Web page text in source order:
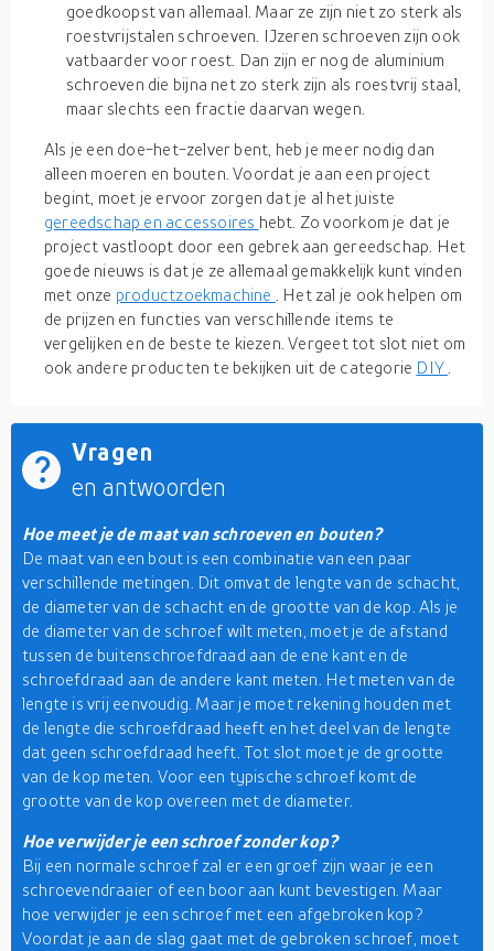
goedkoopst van allemaal. Maar ze zijn niet zo sterk als
roestvrijstalen schroeven. IJzeren schroeven zijn ook
vatbaarder voor roest. Dan zijn er nog de aluminium
schroeven die bijna net zo sterk zijn als roestvrij staal,
maar slechts een fractie daarvan wegen.
Als je een doe-het-zelver bent, heb je meer nodig dan
alleen moeren en bouten. Voordat je aan een project
begint, moet je ervoor zorgen dat je al het juiste
gereedschap en accessoires hebt. Zo voorkom je dat je
project vastloopt door een gebrek aan gereedschap. Het
goede nieuws is dat je ze allemaal gemakkelijk kunt vinden
met onze productzoekmachine
. Het zal je ook helpen om
de prijzen en functies van verschillende items te
vergelijken en de beste te kiezen. Vergeet tot slot niet om
ook andere producten te bekijken uit de categorie DIY
Vragen
en antwoorden
Hoe meet je de maat van schroeven en bouten?
De maat van een bout is een combinatie van een paar
verschillende metingen. Dit omvat de lengte van de schacht,
de diameter van de schacht en de grootte van de kop. Als je
de diameter van de schroef wilt meten, moet je de afstand
tussen de buitenschroefdraad aan de ene kant en de
schroefdraad aan de andere kant meten. Het meten van de
lengte is vrij eenvoudig. Maar je moet rekening houden met
de lengte die schroefdraad heeft en het deel van de lengte
dat geen schroefdraad heeft. Tot slot moet je de grootte
van de kop meten. Voor een typische schroef komt de
grootte van de kop overeen met de diameter.
Hoe verwijder je een schroef zonder kop?
Bij een normale schroef zal er een groef zijn waar je een
schroevendraaier of een boor aan kunt bevestigen. Maar
hoe verwijder je een schroef met een afgebroken kop?
Voordat je aan de slag gaat met de gebroken schroef, moet